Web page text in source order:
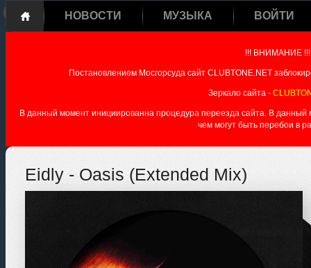
НОВОСТИ МУЗЫКА ВОЙТИ
!!! ВНИМАНИЕ !!!
Постановлением Мосгорсуда сайт CLUBTONE.NET
Зеркало сайта -
В данный момент инициированна процедура переезда сайта. В данный
чем могут быть перебои в
Eidly - Oasis (Extended Mix)